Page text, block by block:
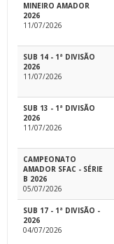
MINEIRO AMADOR
2026
11/07/2026
SUB 14 - 1ª DIVISÃO
2026
11/07/2026
SUB 13 - 1ª DIVISÃO
2026
11/07/2026
CAMPEONATO
AMADOR SFAC - SÉRIE
B 2026
05/07/2026
SUB 17 - 1ª DIVISÃO -
2026
04/07/2026